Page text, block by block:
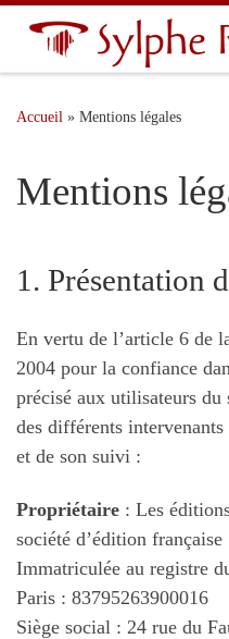
Skip to contentSylphe
Accueil » Mentions légales
Mentions
1. Présentation
En vertu de l’article 6 de
2004 pour la confiance
précisé aux utilisateurs du
des différents
et de son suivi :
Propriétaire : Les
société d’édition française
Immatriculée au registre
Paris : 83795263900016
Siège social : 24 rue du